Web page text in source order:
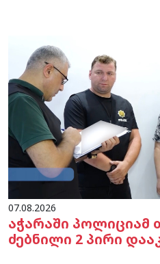
07.08.2026
აჭარაში პოლიციამ
ძებნილი 2 პირი